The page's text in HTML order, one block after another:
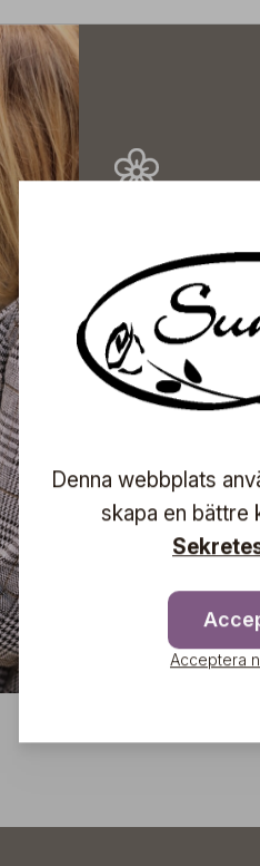
de
direkt till
Denna webbplats
skapa en bättre
Acceptera